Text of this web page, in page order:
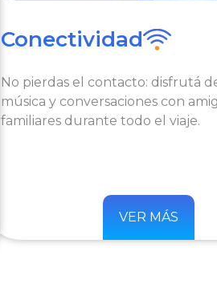
Conectividad
No pierdas el contacto: disfrutá
música y conversaciones con
familiares durante todo el viaje.
VER MÁS